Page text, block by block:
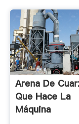
Arena De
Que Hace La
Máquina